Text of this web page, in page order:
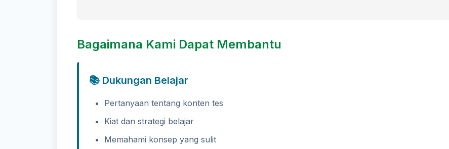
Bagaimana Kami Dapat Membantu
📚 Dukungan Belajar
Pertanyaan tentang konten tes
Kiat dan strategi belajar
Memahami konsep yang sulit